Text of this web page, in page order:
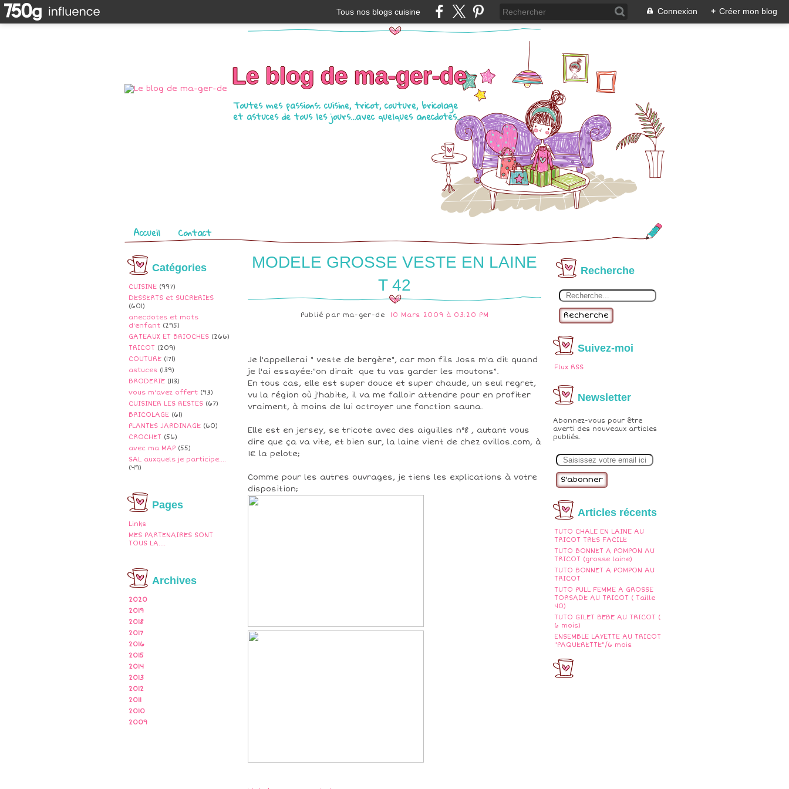
Tous nos blogs cuisine Connexion + Créer mon blog
Le blog de ma-ger-de
Toutes mes passions: cuisine, tricot, couture, bricolage
et astuces de tous les jours...avec quelques anecdotes...
Pages
Accueil Contact
Catégories
CUISINE (997)
DESSERTS et SUCRERIES
(601)
anecdotes et mots
d'enfant (295)
GATEAUX ET BRIOCHES (266)
TRICOT (209)
COUTURE (171)
astuces (139)
BRODERIE (113)
vous m'avez offert (93)
CUISINER LES RESTES (67)
BRICOLAGE (61)
PLANTES JARDINAGE (60)
CROCHET (56)
avec ma MAP (55)
SAL auxquels je participe....
(49)
Pages
Links
MES PARTENAIRES SONT
TOUS LA....
Archives
2020
2019
2018
2017
2016
2015
2014
2013
2012
2011
2010
2009
Recherche
Recherche
Suivez-moi
Flux RSS
Newsletter
Abonnez-vous pour être
averti des nouveaux articles
publiés.
m
Articles récents
TUTO CHALE EN LAINE AU
TRICOT TRES FACILE
TUTO BONNET A POMPON AU
TRICOT (grosse laine)
TUTO BONNET A POMPON AU
TRICOT
TUTO PULL FEMME A GROSSE
TORSADE AU TRICOT ( Taille
40)
TUTO GILET BEBE AU TRICOT (
6 mois)
ENSEMBLE LAYETTE AU TRICOT
"PAQUERETTE"/6 mois
MODELE GROSSE VESTE EN LAINE
T 42
Publié par ma-ger-de 10 Mars 2009 à 03:20 PM
Je l'appellerai " veste de bergère", car mon fils Joss m'a dit quand
je l'ai essayée:"on dirait que tu vas garder les moutons".
En tous cas, elle est super douce et super chaude, un seul regret,
vu la région où j'habite, il va me falloir attendre pour en profiter
vraiment, à moins de lui octroyer une fonction sauna.
Elle est en jersey, se tricote avec des aiguilles n°8 , autant vous
dire que ça va vite, et bien sur, la laine vient de chez ovillos.com, à
1€ la pelote;
Comme pour les autres ouvrages, je tiens les explications à votre
disposition;